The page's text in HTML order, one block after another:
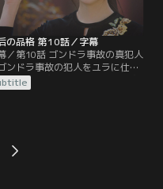
の品格 第10話／字幕
／第10話 ゴンドラ事故の真犯人
ンドラ事故の犯人をユラに仕立
うとする太后に対し、ユラは太
嘘の証言をさせた証拠を突きつ
要求する。